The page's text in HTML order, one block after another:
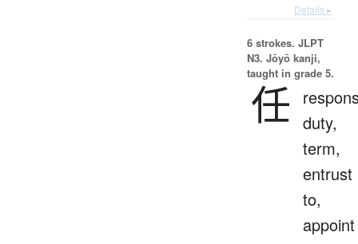
Details ▸
6 strokes. JLPT
N3. Jōyō kanji,
taught in grade 5.
任 duty,
term,
entrust
to,
appoint